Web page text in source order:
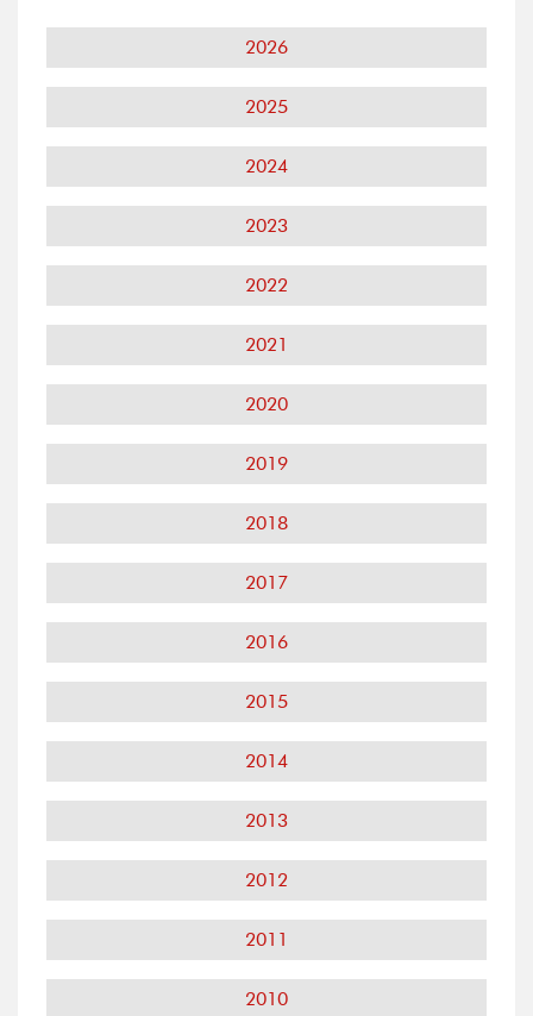
2026
2025
2024
2023
2022
2021
2020
2019
2018
2017
2016
2015
2014
2013
2012
2011
2010